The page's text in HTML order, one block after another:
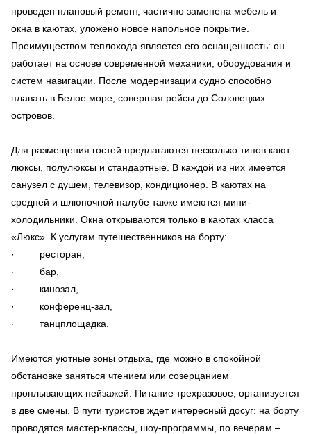
проведен плановый ремонт, частично заменена мебель и
окна в каютах, уложено новое напольное покрытие.
Преимуществом теплохода является его оснащенность: он
работает на основе современной механики, оборудования и
систем навигации. После модернизации судно способно
плавать в Белое море, совершая рейсы до Соловецких
островов.
Для размещения гостей предлагаются несколько типов кают:
люксы, полулюксы и стандартные. В каждой из них имеется
санузел с душем, телевизор, кондиционер. В каютах на
средней и шлюпочной палубе также имеются мини-
холодильники. Окна открываются только в каютах класса
«Люкс». К услугам путешественников на борту:
· ресторан,
· бар,
· кинозал,
· конференц-зал,
· танцплощадка.
Имеются уютные зоны отдыха, где можно в спокойной
обстановке заняться чтением или созерцанием
проплывающих пейзажей. Питание трехразовое, организуется
в две смены. В пути туристов ждет интересный досуг: на борту
проводятся мастер-классы, шоу-программы, по вечерам –